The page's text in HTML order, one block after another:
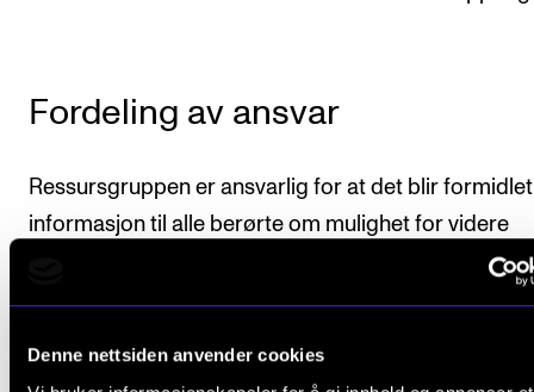
Denne nettsiden anvender cookies
Fordeling av ansvar
Ressursgruppen er ansvarlig for at det blir formidlet
informasjon til alle berørte om mulighet for videre